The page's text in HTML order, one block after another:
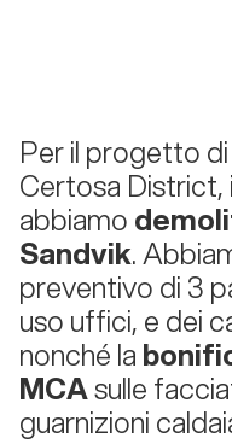
Per il progetto
Certosa District,
abbiamo
Sandvik.
preventivo di 3
uso uffici, e dei
nonché la
MCAsulle
guarnizioni